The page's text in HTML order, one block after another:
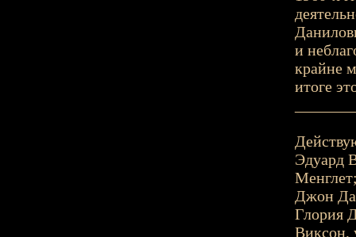
и
крайне
итоге
Эдуард
Джон
Глория
Виксон,